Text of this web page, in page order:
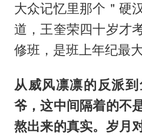
大众记忆里那个＂硬
道，王奎荣四十岁才
修班，是班上年纪最大
从威风凛凛的反派
爷，这中间隔着的不
熬出来的真实。岁月